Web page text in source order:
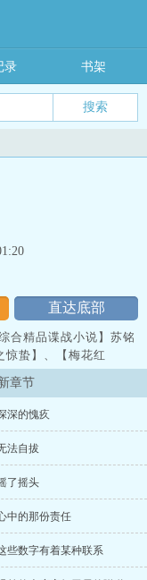
搜索
录 书架
直达底部
合精品谍战小说】苏铭
惊蛰】、【梅花红
伏】等一系列谍战剧组
壮参谋，却意外发现
事委员会的日谍，让
出于蓝而胜于蓝啊，
在我看来，苏铭才是真
的朋友，我们愿一直
是间谍，可所有人都保
！】
章节
深的愧疚
法自拔
了摇头
中的那份责任
些数字有着某种联系